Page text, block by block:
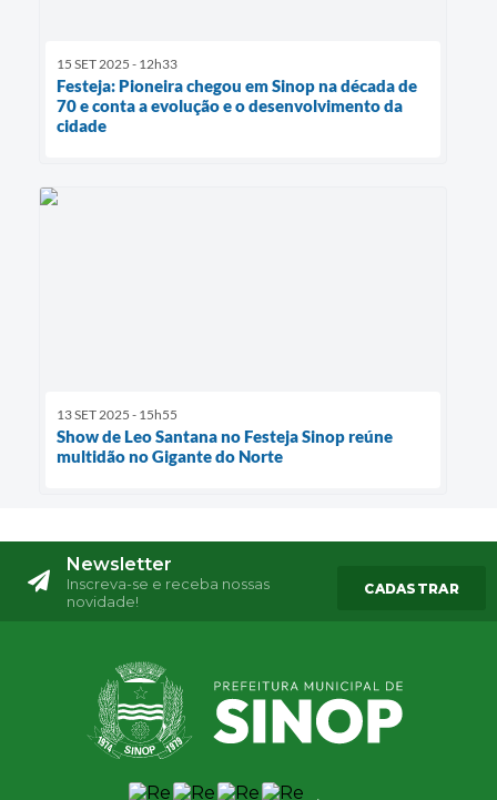
15 SET 2025 - 12h33
Festeja: Pioneira chegou em Sinop na década de
70 e conta a evolução e o desenvolvimento da
cidade
13 SET 2025 - 15h55
Show de Leo Santana no Festeja Sinop reúne
multidão no Gigante do Norte
Newsletter
Inscreva-se e receba nossas
novidade!
CADASTRAR